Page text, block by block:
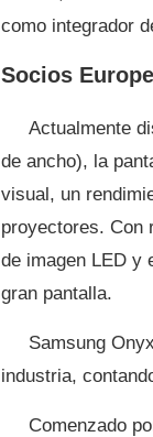
como integrador
Socios
Actualmente
de ancho), la
visual, un
proyectores. Con
de imagen LED y
gran pantalla.
Samsung
industria,
Comenzado